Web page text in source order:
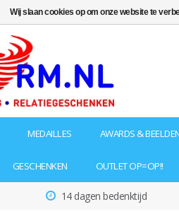
MEDAILLES AWARDS &
GESCHENKEN OUTLET OP=OP!!
14 dagen bedenktijd
Wij slaan cookies op om onze website te